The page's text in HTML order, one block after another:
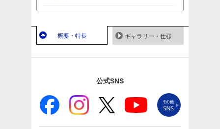
概要・特長 ギャラリー・仕様
公式SNS